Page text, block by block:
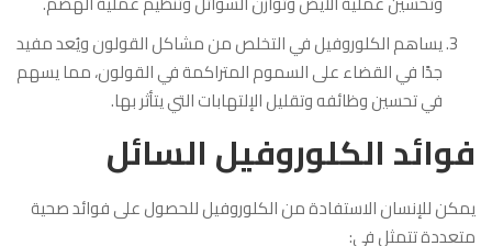
يساهم الكلوروفيل في التخلص من مشاكل القولون ويُعد مفيد
جدًا في القضاء على السموم المتراكمة في القولون، مما يسهم
في تحسين وظائفه وتقليل الإلتهابات التي يتأثر بها.
فوائد الكلوروفيل السائل
يمكن للإنسان الاستفادة من الكلوروفيل للحصول على فوائد صحية
متعددة تتمثل في: